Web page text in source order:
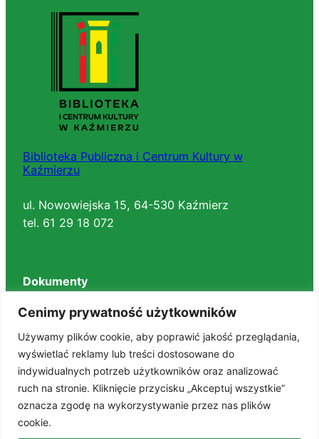
Cenimy prywatność użytkowników
Używamy plików cookie, aby poprawić jakość przeglądania,
wyświetlać reklamy lub treści dostosowane do
indywidualnych potrzeb użytkowników oraz analizować
ruch na stronie. Kliknięcie przycisku „Akceptuj wszystkie”
oznacza zgodę na wykorzystywanie przez nas plików
cookie.
Biblioteka Publiczna i Centrum Kultury w
Kaźmierzu
ul. Nowowiejska 15, 64-530 Kaźmierz
tel. 61 29 18 072
Dokumenty
Regulaminy
BIP
RODO
Polityka prywatności
STANDARDY OCHRONY MAŁOLETNICH